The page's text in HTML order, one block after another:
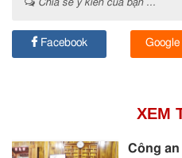
Chia sẻ ý kiến của bạn ...
Facebook
XEM
Công an